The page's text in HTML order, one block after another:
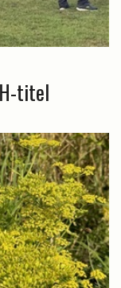
titel